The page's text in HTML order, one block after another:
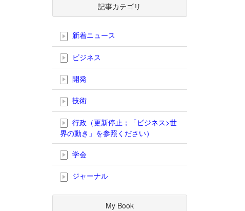
記事カテゴリ
新着ニュース
ビジネス
開発
技術
行政（更新停止；「ビジネス>世
界の動き」を参照ください）
学会
ジャーナル
My Book